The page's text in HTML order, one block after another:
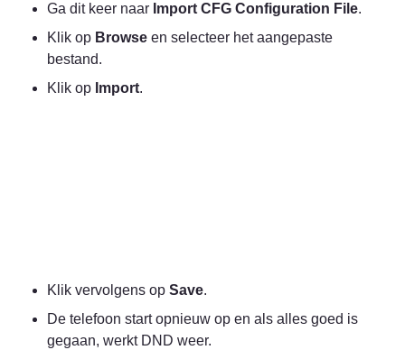
Ga dit keer naar Import CFG Configuration File.
Klik op Browse en selecteer het aangepaste
bestand.
Klik op Import.
Klik vervolgens op Save.
De telefoon start opnieuw op en als alles goed is
gegaan, werkt DND weer.